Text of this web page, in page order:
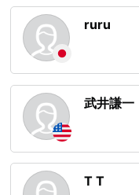
ruru
武井謙一
T T